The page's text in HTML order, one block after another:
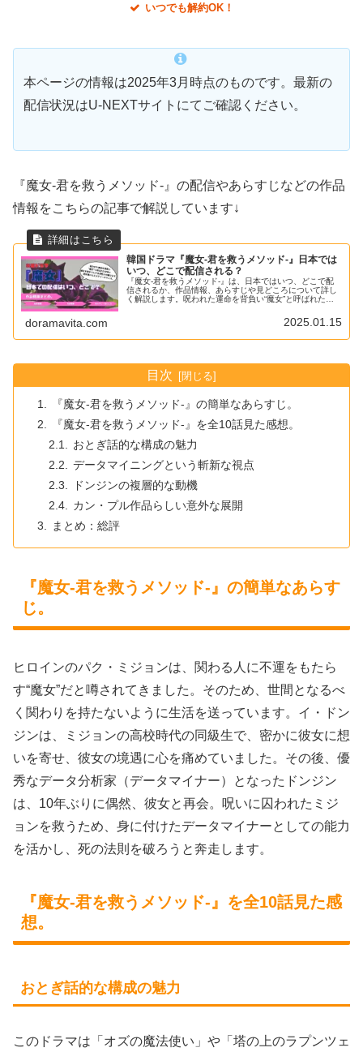
いつでも解約OK！
本ページの情報は2025年3月時点のものです。最新の
配信状況はU-NEXTサイトにてご確認ください。
『魔女-君を救うメソッド-』の配信やあらすじなどの作品
情報をこちらの記事で解説しています↓
韓国ドラマ『魔女-君を救うメソッド-』日本では
いつ、どこで配信される？
『魔女-君を救うメソッド-』は、日本ではいつ、どこで配
信されるか、作品情報、あらすじや見どころについて詳し
く解説します。呪われた運命を背負い“魔女”と呼ばれた女
doramavita.com 2025.01.15
目次
『魔女-君を救うメソッド-』の簡単なあらすじ。
『魔女-君を救うメソッド-』を全10話見た感想。
おとぎ話的な構成の魅力
データマイニングという斬新な視点
ドンジンの複層的な動機
カン・プル作品らしい意外な展開
まとめ：総評
『魔女-君を救うメソッド-』の簡単なあらす
じ。
ヒロインのパク・ミジョンは、関わる人に不運をもたら
す“魔女”だと噂されてきました。そのため、世間となるべ
く関わりを持たないように生活を送っています。イ・ドン
ジンは、ミジョンの高校時代の同級生で、密かに彼女に想
いを寄せ、彼女の境遇に心を痛めていました。その後、優
秀なデータ分析家（データマイナー）となったドンジン
は、10年ぶりに偶然、彼女と再会。呪いに囚われたミジ
ョンを救うため、身に付けたデータマイナーとしての能力
を活かし、死の法則を破ろうと奔走します。
『魔女-君を救うメソッド-』を全10話見た感
想。
おとぎ話的な構成の魅力
このドラマは「オズの魔法使い」や「塔の上のラプンツェ